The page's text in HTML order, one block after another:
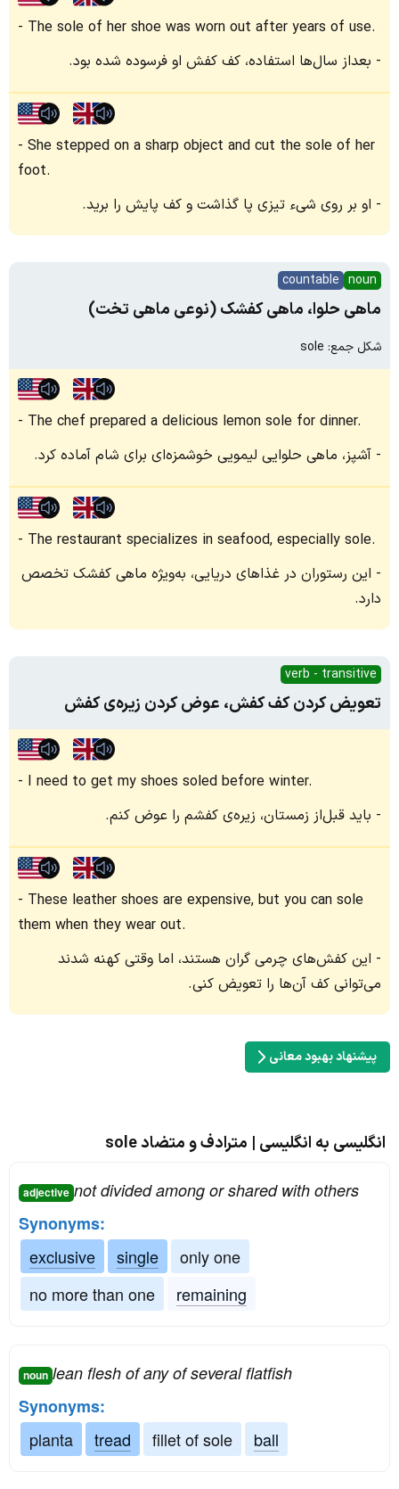
The sole of her shoe was worn out after years of use.
بعداز سال‌ها استفاده، کف کفش او فرسوده شده بود.
She stepped on a sharp object and cut the sole of her
foot.
او بر روی شیء تیزی پا گذاشت و کف پایش را برید.
noun
countable
ماهی حلوا، ماهی کفشک (نوعی ماهی تخت)
شکل جمع: sole
The chef prepared a delicious lemon sole for dinner.
آشپز، ماهی حلوایی لیمویی خوشمزه‌ای برای شام آماده کرد.
The restaurant specializes in seafood, especially sole.
این رستوران در غذاهای دریایی، به‌ویژه ماهی کفشک تخصص
دارد.
verb - transitive
تعویض کردن کف کفش، عوض کردن زیره‌ی کفش
I need to get my shoes soled before winter.
باید قبل‌از زمستان، زیره‌ی کفشم را عوض کنم.
These leather shoes are expensive, but you can sole
them when they wear out.
این کفش‌های چرمی گران هستند، اما وقتی کهنه شدند
می‌توانی کف آن‌ها را تعویض کنی.
پیشنهاد بهبود معانی
انگلیسی به انگلیسی | مترادف و متضاد sole
adjective not divided among or shared with others
Synonyms:
exclusive
single
only one
no more than one
remaining
noun lean flesh of any of several flatfish
Synonyms:
planta
tread fillet of sole ball